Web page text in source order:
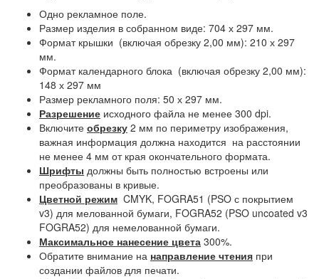
Одно рекламное поле.
Размер изделия в собранном виде: 704 х 297 мм.
Формат крышки (включая обрезку 2,00 мм): 210 х 297
мм.
Формат календарного блока (включая обрезку 2,00 мм):
148 х 297 мм
Размер рекламного поля: 50 х 297 мм.
Разрешение исходного файла не менее 300 dpi.
Включите обрезку 2 мм по периметру изображения,
важная информация должна находится на расстоянии
не менее 4 мм от края окончательного формата.
Шрифты должны быть полностью встроены или
преобразованы в кривые.
Цветной режим CMYK, FOGRA51 (PSO с покрытием
v3) для мелованной бумаги, FOGRA52 (PSO uncoated v3
FOGRA52) для немелованной бумаги.
Максимальное нанесение цвета 300%.
Обратите внимание на направление чтения при
создании файлов для печати.